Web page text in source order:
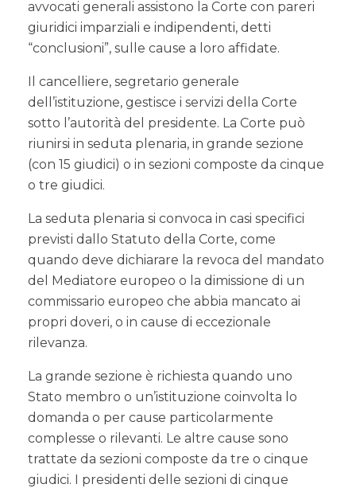
avvocati generali assistono la Corte con pareri
giuridici imparziali e indipendenti, detti
“conclusioni”, sulle cause a loro affidate.
Il cancelliere, segretario generale
dell’istituzione, gestisce i servizi della Corte
sotto l’autorità del presidente. La Corte può
riunirsi in seduta plenaria, in grande sezione
(con 15 giudici) o in sezioni composte da cinque
o tre giudici.
La seduta plenaria si convoca in casi specifici
previsti dallo Statuto della Corte, come
quando deve dichiarare la revoca del mandato
del Mediatore europeo o la dimissione di un
commissario europeo che abbia mancato ai
propri doveri, o in cause di eccezionale
rilevanza.
La grande sezione è richiesta quando uno
Stato membro o un’istituzione coinvolta lo
domanda o per cause particolarmente
complesse o rilevanti. Le altre cause sono
trattate da sezioni composte da tre o cinque
giudici. I presidenti delle sezioni di cinque